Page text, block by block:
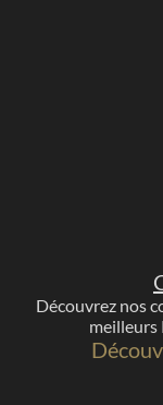
Découvrez nos
meilleurs